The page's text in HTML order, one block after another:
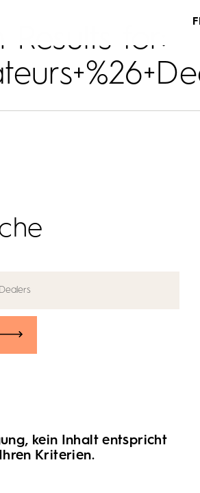
Results for:
kein Inhalt entspricht
Ihren Kriterien.